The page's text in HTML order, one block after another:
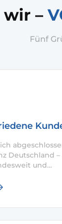
–
Fünf
Deutschland –
und